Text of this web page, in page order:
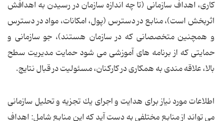
كاری، اهداف سازمانی (تا چه اندازه سازمان در رسیدن به اهدافش
اثربخش است)، منابع در دسترس (پول، امكانات، مواد در دسترس
و همچنین متخصصانی كه در سازمان هستند)، جو سازمانی و
حمایتی كه از برنامه های آموزشی می شود حمایت مدیریت سطح
بالا، علاقه مندی به همكاری در كاركنان، مسئولیت در قبال نتایج.
اطلاعات مورد نیاز برای هدایت و اجرای یك تجزیه و تحلیل سازمانی
می تواند از منابع مختلفی به دست آید كه این منابع شامل: اهداف